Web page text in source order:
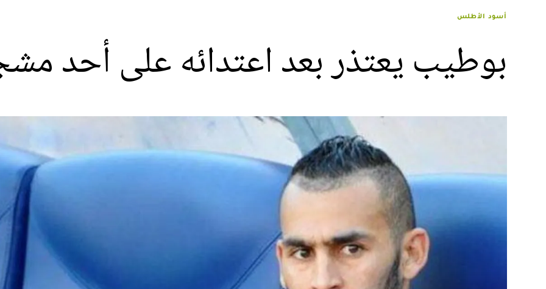
أسود الأطلس
بوطيب يعتذر بعد اعتدائه على أحد